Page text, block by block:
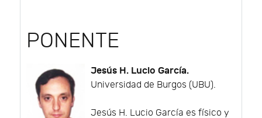
PONENTE
Jesús H. Lucio García.
Universidad de Burgos (UBU).
Jesús H. Lucio García es físico y